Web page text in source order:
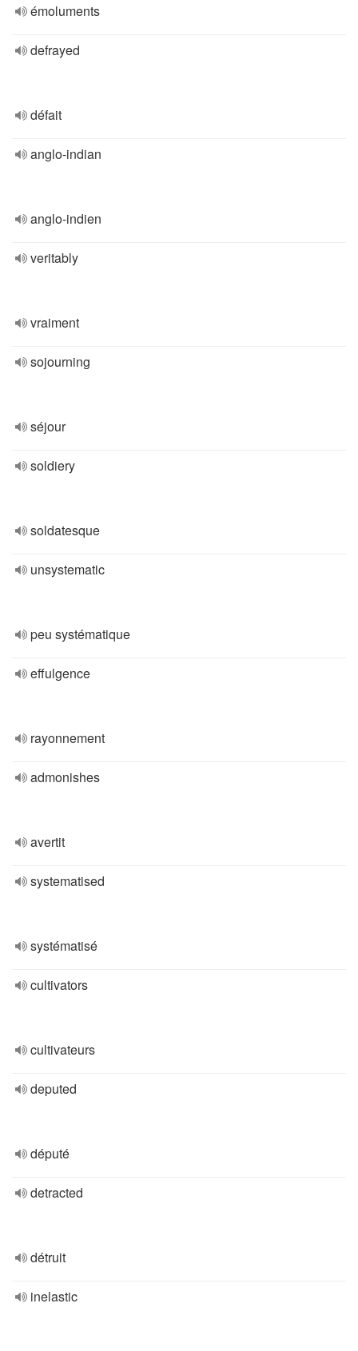
émoluments
defrayed
défait
anglo-indian
anglo-indien
veritably
vraiment
sojourning
séjour
soldiery
soldatesque
unsystematic
peu systématique
effulgence
rayonnement
admonishes
avertit
systematised
systématisé
cultivators
cultivateurs
deputed
député
detracted
détruit
inelastic